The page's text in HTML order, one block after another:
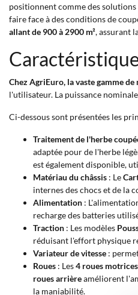
positionnent comme des
faire face à des conditions de
allant de 900 à 2900 m², assurant
Chez AgriEuro, la vaste gamme
l'utilisateur. La puissance
Ci-dessous sont présentées les
Traitement de l'herbe
adaptée pour de l'herbe
est également disponible,
Matériau du châssis : Le
internes des chocs et de la
Alimentation :
recharge des batteries
Traction : Les modèles
réduisant l'effort physique
Variateur de vitesse :
Roues : Les4 roues motrices
roues arrièreaméliorent
la maniabilité.